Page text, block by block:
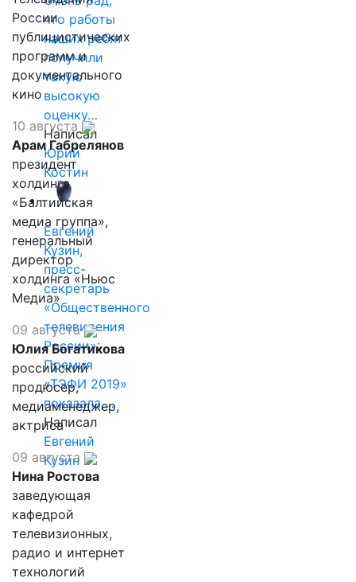
что работы
наших ребят
получили
такую
высокую
оценку…
Написал
Юрий
Костин
Евгений
Кузин,
пресс-
секретарь
«Общественного
телевидения
России»:
Премия
«ТЭФИ 2019»
показала,…
Написал
Евгений
Кузин
России
публицистических
программ и
документального
кино
10 августа
Арам Габрелянов
президент
холдинга
«Балтийская
медиа группа»,
генеральный
директор
холдинга «Ньюс
Медиа»
09 августа
Юлия Богатикова
российский
продюсер,
медиаменеджер,
актриса
09 августа
Нина Ростова
заведующая
кафедрой
телевизионных,
радио и интернет
технологий